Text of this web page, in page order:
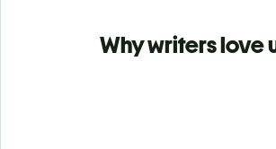
Why writers love